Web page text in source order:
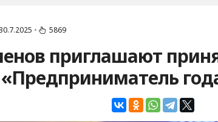
• 5869
приглашают